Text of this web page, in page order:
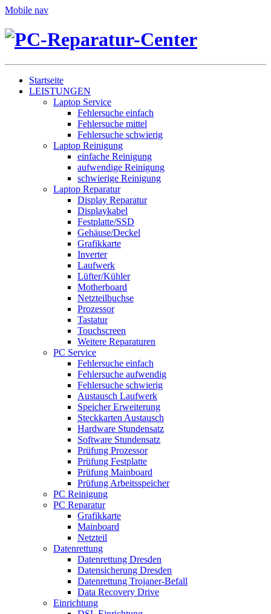
Mobile nav
Startseite
LEISTUNGEN
Laptop Service
Fehlersuche einfach
Fehlersuche mittel
Fehlersuche schwierig
Laptop Reinigung
einfache Reinigung
aufwendige Reinigung
schwierige Reinigung
Laptop Reparatur
Display Reparatur
Displaykabel
Festplatte/SSD
Gehäuse/Deckel
Grafikkarte
Inverter
Laufwerk
Lüfter/Kühler
Motherboard
Netzteilbuchse
Prozessor
Tastatur
Touchscreen
Weitere Reparaturen
PC Service
Fehlersuche einfach
Fehlersuche aufwendig
Fehlersuche schwierig
Austausch Laufwerk
Speicher Erweiterung
Steckkarten Austausch
Hardware Stundensatz
Software Stundensatz
Prüfung Prozessor
Prüfung Festplatte
Prüfung Mainboard
Prüfung Arbeitsspeicher
PC Reinigung
PC Reparatur
Grafikkarte
Mainboard
Netzteil
Datenrettung
Datenrettung Dresden
Datensicherung Dresden
Datenrettung Trojaner-Befall
Data Recovery Drive
Einrichtung